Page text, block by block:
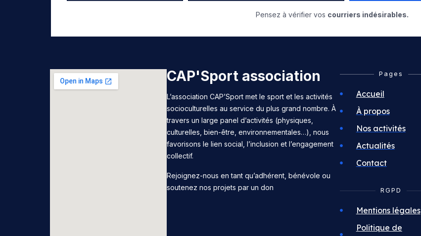
Pensez à vérifier vos courriers indésirables.
CAP'Sport association
L’association CAP’Sport met le sport et les activités
socioculturelles au service du plus grand nombre. À
travers un large panel d’activités (physiques,
culturelles, bien-être, environnementales…), nous
favorisons le lien social, l’inclusion et l’engagement
collectif.
Rejoignez-nous en tant qu’adhérent, bénévole ou
soutenez nos projets par un don
Pages
Accueil
À propos
Nos activités
Actualités
Contact
RGPD
Mentions légales
Politique de